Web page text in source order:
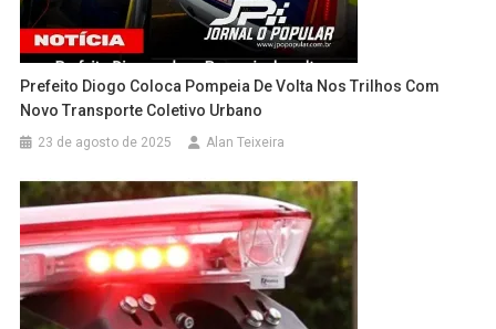
Prefeito Diogo Coloca Pompeia De Volta Nos Trilhos Com
Novo Transporte Coletivo Urbano
23 de agosto de 2025 Alan Teixeira